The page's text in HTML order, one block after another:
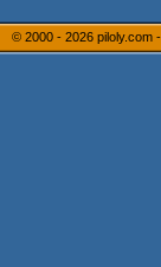
© 2000 - 2026 piloly.com